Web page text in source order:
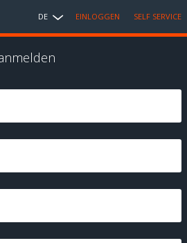
DE EINLOGGEN SELF SERVICE